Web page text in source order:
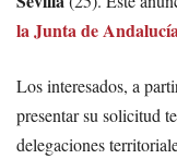
la Junta de
Los interesados, a
presentar su solicitud
delegaciones